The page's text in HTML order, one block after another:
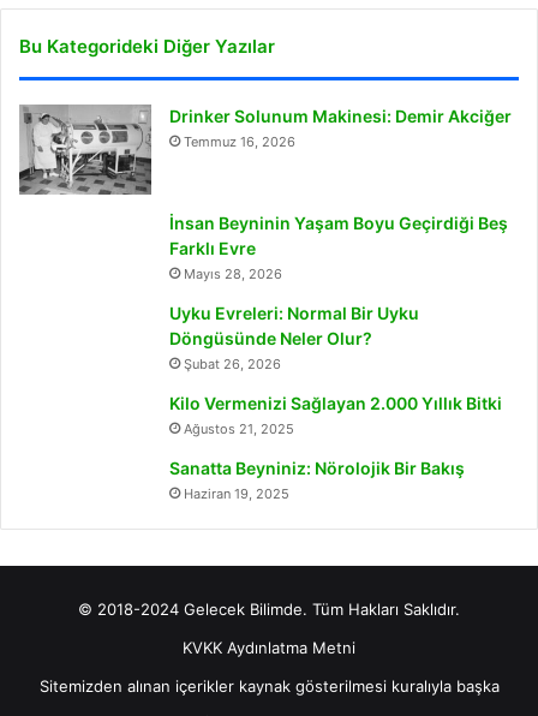
Bu Kategorideki Diğer Yazılar
Drinker Solunum Makinesi: Demir Akciğer
Temmuz 16, 2026
İnsan Beyninin Yaşam Boyu Geçirdiği Beş
Farklı Evre
Mayıs 28, 2026
Uyku Evreleri: Normal Bir Uyku
Döngüsünde Neler Olur?
Şubat 26, 2026
Kilo Vermenizi Sağlayan 2.000 Yıllık Bitki
Ağustos 21, 2025
Sanatta Beyniniz: Nörolojik Bir Bakış
Haziran 19, 2025
© 2018-2024 Gelecek Bilimde. Tüm Hakları Saklıdır.
KVKK Aydınlatma Metni
Sitemizden alınan içerikler kaynak gösterilmesi kuralıyla başka